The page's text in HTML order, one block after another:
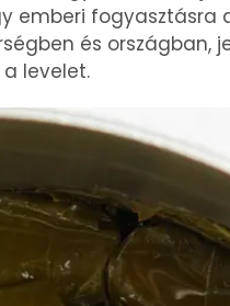
emberi fogyasztásra
és országban,
levelet.